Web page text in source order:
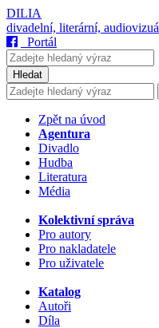
DILIA
divadelní, literární,
Portál
Hledat
Zpět na úvod
Agentura
Divadlo
Hudba
Literatura
Média
Kolektivní správa
Pro autory
Pro nakladatele
Pro uživatele
Katalog
Autoři
Díla